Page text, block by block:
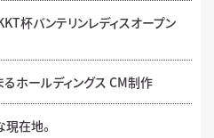
杯バンテリンレディスオープン
ホールディングス CM制作
現在地。